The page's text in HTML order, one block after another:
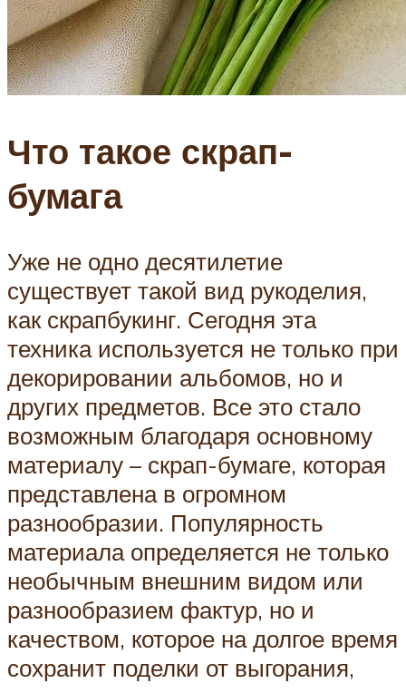
Что такое скрап-
бумага
Уже не одно десятилетие
существует такой вид рукоделия,
как скрапбукинг. Сегодня эта
техника используется не только при
декорировании альбомов, но и
других предметов. Все это стало
возможным благодаря основному
материалу – скрап-бумаге, которая
представлена в огромном
разнообразии. Популярность
материала определяется не только
необычным внешним видом или
разнообразием фактур, но и
качеством, которое на долгое время
сохранит поделки от выгорания,